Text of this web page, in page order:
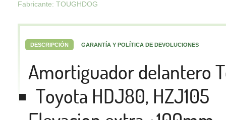
Fabricante: TOUGHDOG
DESCRIPCIÓN GARANTÍA Y POLÍTICA DE DEVOLUCIONES
Amortiguador delantero
Toyota HDJ80, HZJ105